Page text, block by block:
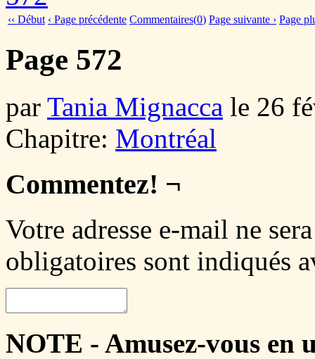
‹‹ Début ‹ Page précédente Commentaires(0) Page suivante › Page
Page 572
par Tania Mignacca le 26
Chapitre: Montréal
Commentez! ¬
Votre adresse e-mail ne
obligatoires sont indiqués
NOTE - Amusez-vous